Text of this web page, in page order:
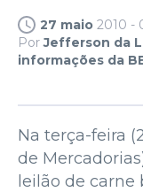
27 maio 2010 -
PorJefferson da
informações da
Na terça-feira
de
leilão de carne